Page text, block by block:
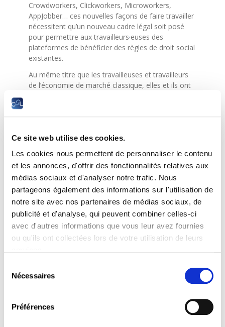
Ce site web utilise des cookies.
Les cookies nous permettent de personnaliser le contenu
et les annonces, d'offrir des fonctionnalités relatives aux
médias sociaux et d'analyser notre trafic. Nous
partageons également des informations sur l'utilisation de
notre site avec nos partenaires de médias sociaux, de
publicité et d'analyse, qui peuvent combiner celles-ci
avec d'autres informations que vous leur avez fournies
ou qu'ils ont collectées lors de votre utilisation de leurs
Nécessaires
Préférences
Crowdworkers, Clickworkers, Microworkers,
AppJobber… ces nouvelles façons de faire travailler
nécessitent qu’un nouveau cadre légal soit posé
pour permettre aux travailleurs·euses des
plateformes de bénéficier des règles de droit social
existantes.
Au même titre que les travailleuses et travailleurs
de l’économie de marché classique, elles et ils ont
à un congé payé
à une assurance sociale, etc.
La CSL a élaboré uneproposition de loi à cette fin
et a lancé une campagne de sensibilisation pour
rendre les citoyens attentifs à la situation précaire
dans laquelle se trouvent ces personnes.
Découvrez la proposition de loi de
plateforme »